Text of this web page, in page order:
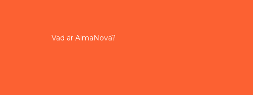
Vad är AlmaNova?